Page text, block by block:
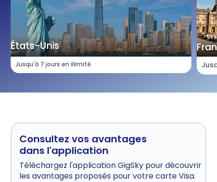
Jusqu'à 7 jours en illimité
États-Unis
Consultez vos avantages
dans l'application
Téléchargez l'application GigSky pour découvrir
les avantages proposés pour votre carte Visa.